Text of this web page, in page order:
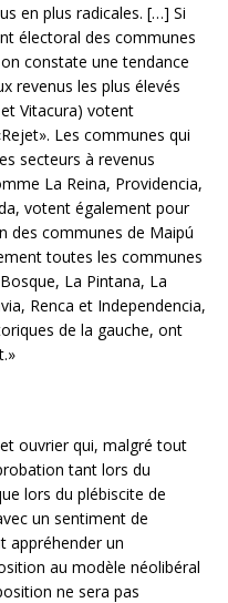
en plus radicales. […] Si
électoral des communes
constate une tendance
revenus les plus élevés
Vitacura) votent
Les communes qui
secteurs à revenus
La Reina, Providencia,
votent également pour
des communes de Maipú
toutes les communes
La Pintana, La
Renca et Independencia,
de la gauche, ont
ouvrier qui, malgré tout
tant lors du
lors du plébiscite de
un sentiment de
appréhender un
au modèle néolibéral
ne sera pas